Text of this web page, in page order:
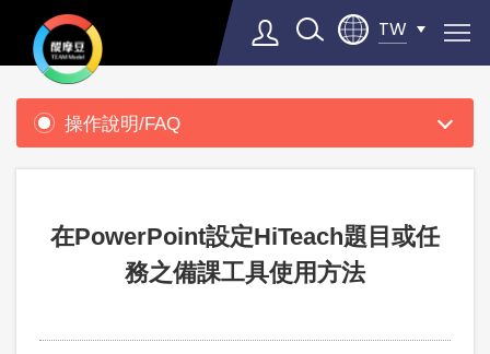
TW
Select Language▼
支
操作說明/FAQ
在PowerPoint設定HiTeach題目或任
務之備課工具使用方法